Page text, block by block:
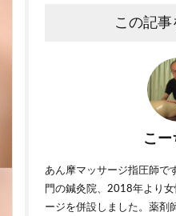
この記事
こー
あん摩マッサージ指圧師で
門の鍼灸院、2018年より
ージを併設しました。薬剤